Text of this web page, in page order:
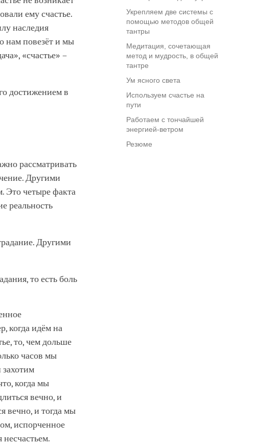
Укрепляем две системы с
помощью методов общей
тантры
Медитация, сочетающая
метод и мудрость, в общей
тантре
Ум ясного света
Используем счастье на
пути
Работаем с тончайшей
энергией-ветром
Резюме
ему счастье.
наследия
нам повезёт и мы
«счастье» –
достижением в
рассматривать
Другими
Это четыре факта
реальность
Другими
то есть боль
когда идём на
то, чем дольше
часов мы
захотим
когда мы
вечно, и
вечно, и тогда мы
испорченное
несчастьем.